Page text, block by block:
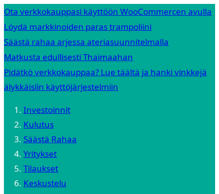
Ota verkkokauppasi käyttöön WooCommercen avulla
Löydä markkinoiden paras trampoliini
Säästä rahaa arjessa ateriasuunnitelmalla
Matkusta edullisesti Thaimaahan
Pidätkö verkkokauppaa? Lue täältä ja hanki vinkkejä
älykkäisiin käyttöjärjestelmiin
Investoinnit
Kulutus
Säästä Rahaa
Yritykset
Tilaukset
Keskustelu